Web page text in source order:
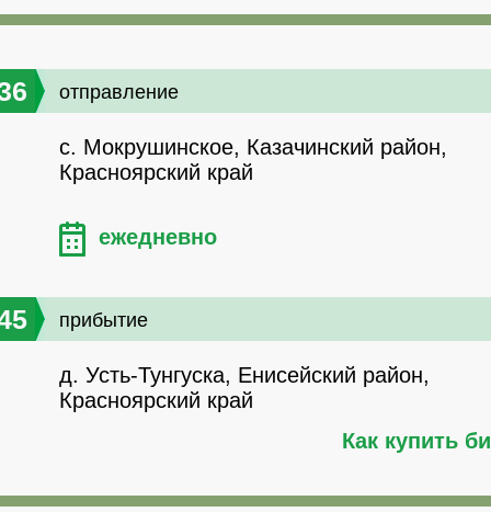
отправление
с. Мокрушинское, Казачинский район,
Красноярский край
ежедневно
прибытие
д. Усть-Тунгуска, Енисейский район,
Красноярский край
Как купить